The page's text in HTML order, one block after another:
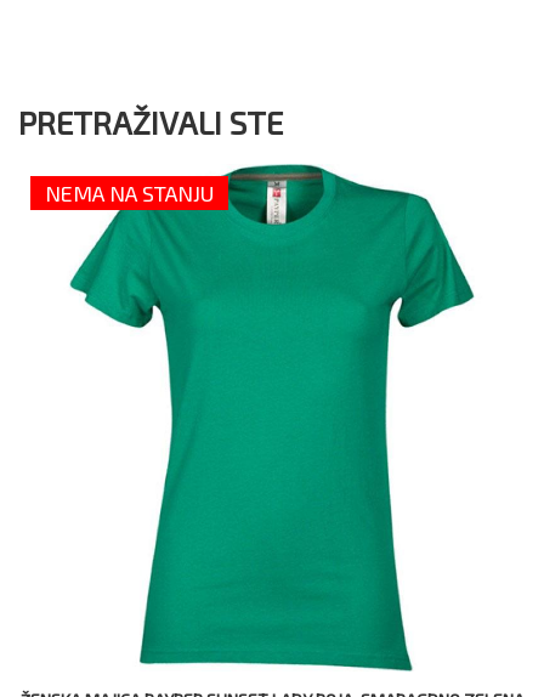
PRETRAŽIVALI STE
NEMA NA STANJU